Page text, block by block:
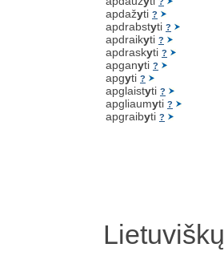
apdažyti ?
apdrabstyti ?
apdraikyti ?
apdraskyti ?
apganyti ?
apgyti ?
apglaistyti ?
apgliaumyti ?
apgraibyti ?
Lietuviškų